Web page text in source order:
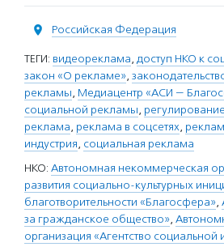
Российская Федерация
ТЕГИ: видеореклама, доступ НКО к
закон «О рекламе»,
рекламы, Медиацентр «АСИ —
социальной рекламы,
реклама, реклама в соцсетях,
индустрия, социальная реклама
НКО: Автономная некоммерческая
развития социально-культурных
благотворительности «Благосфера»,
за гражданское общество»,
организация «Агентство